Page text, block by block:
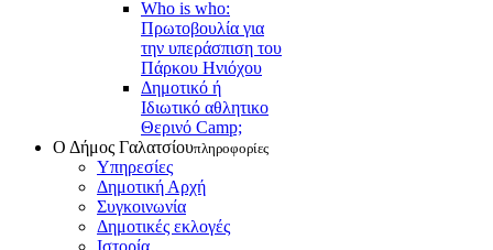
Who is who:
Πρωτοβουλία για
την υπεράσπιση του
Πάρκου Ηνιόχου
Δημοτικό ή
Ιδιωτικό αθλητικο
Θερινό Camp;
Ο Δήμος Γαλατσίουπληροφορίες
Υπηρεσίες
Δημοτική Αρχή
Συγκοινωνία
Δημοτικές εκλογές